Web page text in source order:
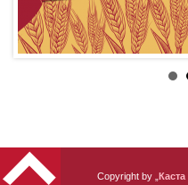
Copyright by „